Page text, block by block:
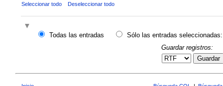
Seleccionar todo Deseleccionar todo
Todas las entradas
Sólo las entradas seleccionadas:
Guardar registros:
Guardar